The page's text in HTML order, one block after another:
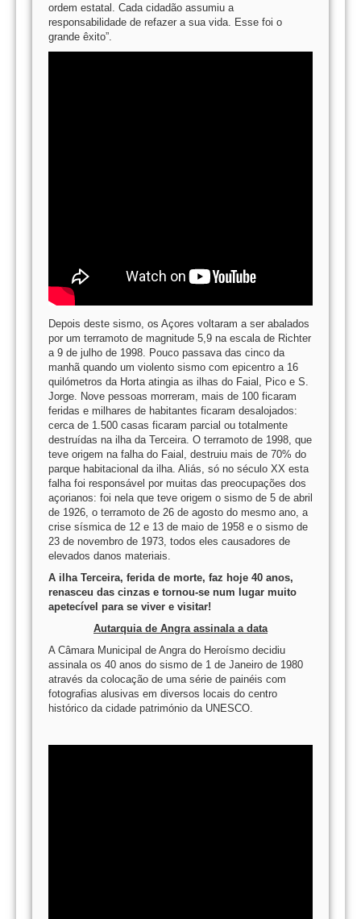
ordem estatal. Cada cidadão assumiu a
responsabilidade de refazer a sua vida. Esse foi o
grande êxito”.
Depois deste sismo, os Açores voltaram a ser abalados
por um terramoto de magnitude 5,9 na escala de Richter
a 9 de julho de 1998. Pouco passava das cinco da
manhã quando um violento sismo com epicentro a 16
quilómetros da Horta atingia as ilhas do Faial, Pico e S.
Jorge. Nove pessoas morreram, mais de 100 ficaram
feridas e milhares de habitantes ficaram desalojados:
cerca de 1.500 casas ficaram parcial ou totalmente
destruídas na ilha da Terceira. O terramoto de 1998, que
teve origem na falha do Faial, destruiu mais de 70% do
parque habitacional da ilha. Aliás, só no século XX esta
falha foi responsável por muitas das preocupações dos
açorianos: foi nela que teve origem o sismo de 5 de abril
de 1926, o terramoto de 26 de agosto do mesmo ano, a
crise sísmica de 12 e 13 de maio de 1958 e o sismo de
23 de novembro de 1973, todos eles causadores de
elevados danos materiais.
A ilha Terceira, ferida de morte, faz hoje 40 anos,
renasceu das cinzas e tornou-se num lugar muito
apetecível para se viver e visitar!
Autarquia de Angra assinala a data
A Câmara Municipal de Angra do Heroísmo decidiu
assinala os 40 anos do sismo de 1 de Janeiro de 1980
através da colocação de uma série de painéis com
fotografias alusivas em diversos locais do centro
histórico da cidade património da UNESCO.